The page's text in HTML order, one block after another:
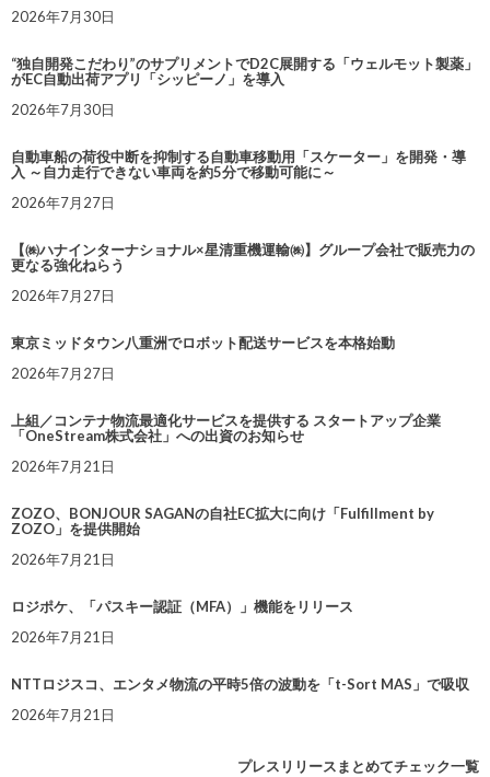
2026年7月30日
“独自開発こだわり”のサプリメントでD2C展開する「ウェルモット製薬」
がEC自動出荷アプリ「シッピーノ」を導入
2026年7月30日
自動車船の荷役中断を抑制する自動車移動用「スケーター」を開発・導
入 ～自力走行できない車両を約5分で移動可能に～
2026年7月27日
【㈱ハナインターナショナル×星清重機運輸㈱】グループ会社で販売力の
更なる強化ねらう
2026年7月27日
東京ミッドタウン八重洲でロボット配送サービスを本格始動
2026年7月27日
上組／コンテナ物流最適化サービスを提供する スタートアップ企業
「OneStream株式会社」への出資のお知らせ
2026年7月21日
ZOZO、BONJOUR SAGANの自社EC拡大に向け「Fulfillment by
ZOZO」を提供開始
2026年7月21日
ロジポケ、「パスキー認証（MFA）」機能をリリース
2026年7月21日
NTTロジスコ、エンタメ物流の平時5倍の波動を「t-Sort MAS」で吸収
2026年7月21日
プレスリリースまとめてチェック一覧